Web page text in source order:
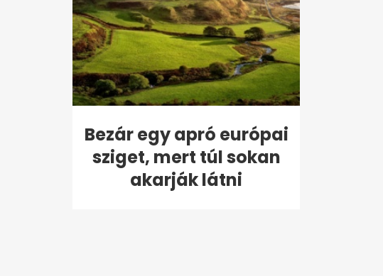
Bezár egy apró európai
sziget, mert túl sokan
akarják látni